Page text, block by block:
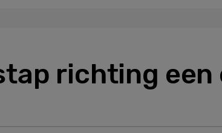
richting